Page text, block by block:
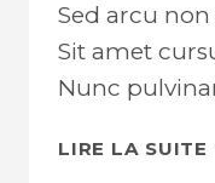
Sed arcu
Sit amet
Nunc
LIRE LA SUITE